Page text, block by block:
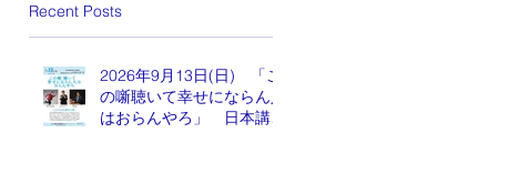
Recent Posts
2026年9月13日(日) 「こ
の噺聴いて幸せにならん人
はおらんやろ」 日本講演